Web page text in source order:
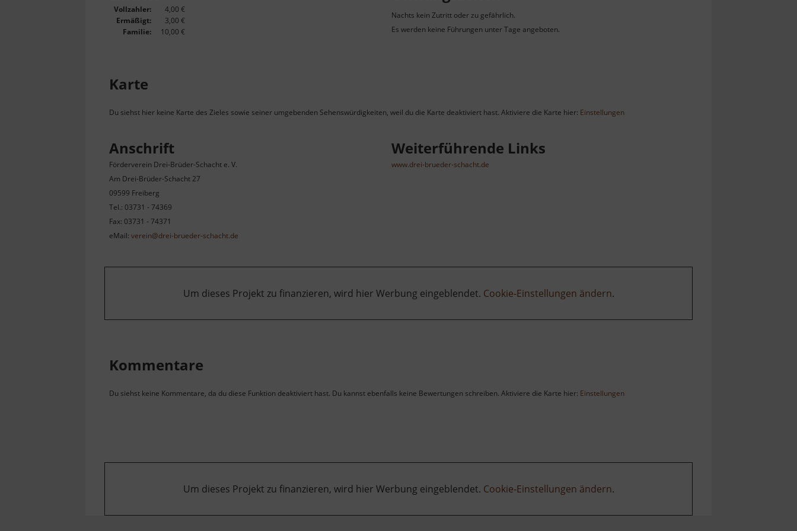
Vollzahler:
4,00 €
Ermäßigt:
3,00 €
Familie:
10,00 €
Nachts kein Zutritt oder zu gefährlich.
Es werden keine Führungen unter Tage angeboten.
Karte
Du siehst hier keine Karte des Zieles sowie seiner umgebenden Sehenswürdigkeiten, weil du die Karte deaktiviert hast. Aktiviere die Karte hier: Einstellungen
Anschrift
Förderverein Drei-Brüder-Schacht e. V.
Am Drei-Brüder-Schacht 27
09599 Freiberg
Tel.: 03731 - 74369
Fax: 03731 - 74371
eMail: verein@drei-brueder-schacht.de
Weiterführende Links
www.drei-brueder-schacht.de
Um dieses Projekt zu finanzieren, wird hier Werbung eingeblendet. Cookie-Einstellungen ändern.
Kommentare
Du siehst keine Kommentare, da du diese Funktion deaktiviert hast. Du kannst ebenfalls keine Bewertungen schreiben. Aktiviere die Karte hier: Einstellungen
Um dieses Projekt zu finanzieren, wird hier Werbung eingeblendet. Cookie-Einstellungen ändern.